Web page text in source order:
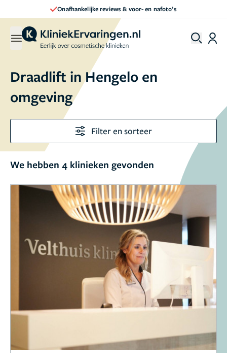
Onafhankelijke reviews & voor- en nafoto’s
Draadlift in Hengelo en
omgeving
Filter en sorteer
We hebben 4 klinieken gevonden